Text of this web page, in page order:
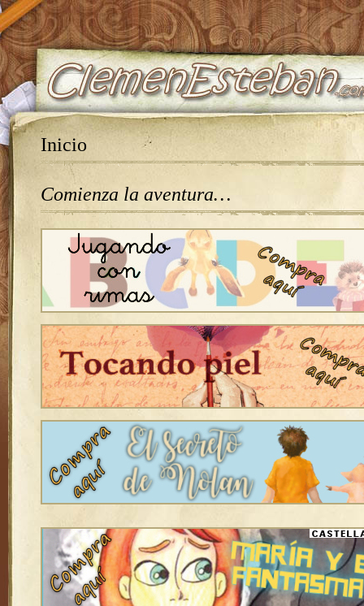
Inicio
Comienza la aventura…